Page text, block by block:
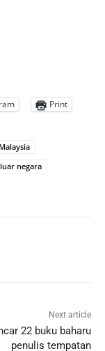
Print
negara
Next article
22 buku baharu
penulis tempatan